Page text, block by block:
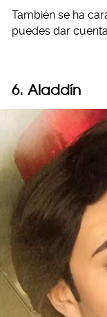
También se ha
puedes dar
6. Aladdín